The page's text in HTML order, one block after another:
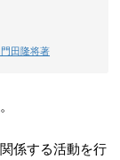
田隆将著
係する活動を行